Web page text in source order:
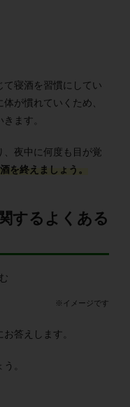
て寝酒を習慣にしてい
が慣れていくため、
ます。
、夜中に何度も目が覚
を終えましょう。
するよくある
※イメージです
答えします。
。